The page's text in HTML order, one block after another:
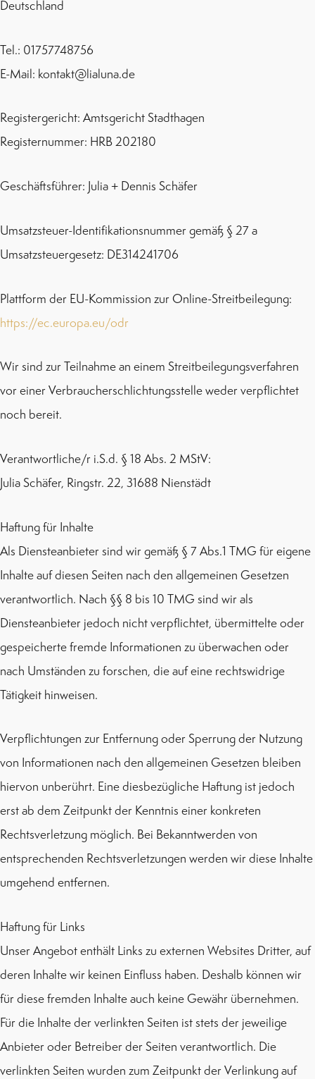
Deutschland
Tel.: 01757748756
E-Mail: kontakt@lialuna.de
Registergericht: Amtsgericht Stadthagen
Registernummer: HRB 202180
Geschäftsführer: Julia + Dennis Schäfer
Umsatzsteuer-Identifikationsnummer gemäß § 27 a
Umsatzsteuergesetz: DE314241706
Plattform der EU-Kommission zur Online-Streitbeilegung:
https://ec.europa.eu/odr
Wir sind zur Teilnahme an einem Streitbeilegungsverfahren
vor einer Verbraucherschlichtungsstelle weder verpflichtet
noch bereit.
Verantwortliche/r i.S.d. § 18 Abs. 2 MStV:
Julia Schäfer, Ringstr. 22, 31688 Nienstädt
Haftung für Inhalte
Als Diensteanbieter sind wir gemäß § 7 Abs.1 TMG für eigene
Inhalte auf diesen Seiten nach den allgemeinen Gesetzen
verantwortlich. Nach §§ 8 bis 10 TMG sind wir als
Diensteanbieter jedoch nicht verpflichtet, übermittelte oder
gespeicherte fremde Informationen zu überwachen oder
nach Umständen zu forschen, die auf eine rechtswidrige
Tätigkeit hinweisen.
Verpflichtungen zur Entfernung oder Sperrung der Nutzung
von Informationen nach den allgemeinen Gesetzen bleiben
hiervon unberührt. Eine diesbezügliche Haftung ist jedoch
erst ab dem Zeitpunkt der Kenntnis einer konkreten
Rechtsverletzung möglich. Bei Bekanntwerden von
entsprechenden Rechtsverletzungen werden wir diese Inhalte
umgehend entfernen.
Haftung für Links
Unser Angebot enthält Links zu externen Websites Dritter, auf
deren Inhalte wir keinen Einfluss haben. Deshalb können wir
für diese fremden Inhalte auch keine Gewähr übernehmen.
Für die Inhalte der verlinkten Seiten ist stets der jeweilige
Anbieter oder Betreiber der Seiten verantwortlich. Die
verlinkten Seiten wurden zum Zeitpunkt der Verlinkung auf